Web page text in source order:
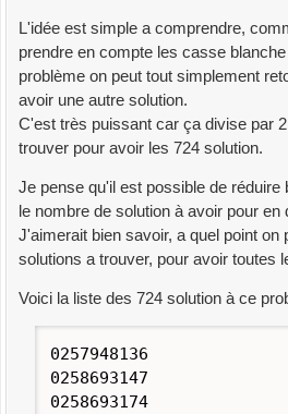
L'idée est simple a comprendre,
prendre en compte les casse
problème on peut tout simplement
avoir une autre solution.
C'est très puissant car ça divise par
trouver pour avoir les 724 solution.
Je pense qu'il est possible de réduire
le nombre de solution à avoir pour en
J'aimerait bien savoir, a quel point on
solutions a trouver, pour avoir toutes
Voici la liste des 724 solution à ce
0257948136
0258693147
0258693174